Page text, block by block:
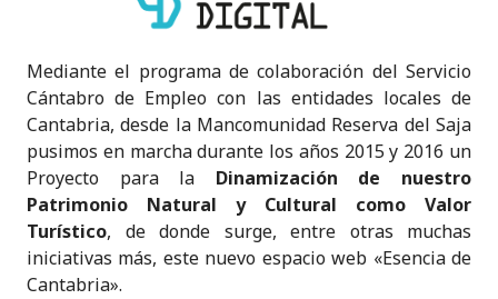
Mediante el programa de colaboración del Servicio
Cántabro de Empleo con las entidades locales de
Cantabria, desde la Mancomunidad Reserva del Saja
pusimos en marcha durante los años 2015 y 2016 un
Proyecto para la Dinamización de nuestro
Patrimonio Natural y Cultural como Valor
Turístico, de donde surge, entre otras muchas
iniciativas más, este nuevo espacio web «Esencia de
Cantabria».